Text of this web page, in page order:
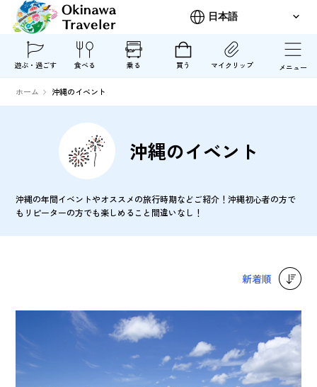
遊ぶ・過ごす 食べる 乗る 買う マイクリップ メニュー
ホーム 沖縄のイベント
沖縄のイベント
沖縄の年間イベントやオススメの旅行時期などご紹介！沖縄初心者の方で
もリピーターの方でも楽しめること間違いなし！
新着順